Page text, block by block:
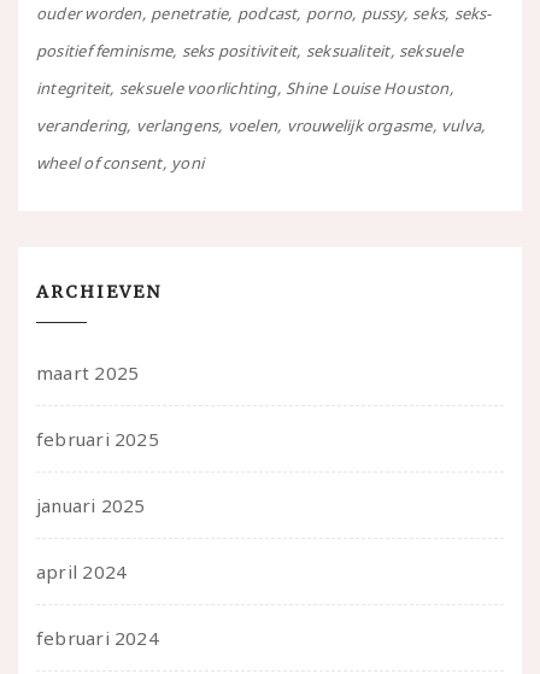
ouder worden penetratie podcast porno pussy seks seks-
positief feminisme seks positiviteit seksualiteit seksuele
integriteit seksuele voorlichting Shine Louise Houston
verandering verlangens voelen vrouwelijk orgasme vulva
wheel of consent yoni
ARCHIEVEN
maart 2025
februari 2025
januari 2025
april 2024
februari 2024